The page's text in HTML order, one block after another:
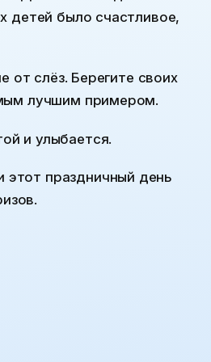
детей было счастливое,
от слёз. Берегите своих
лучшим примером.
и улыбается.
этот праздничный день